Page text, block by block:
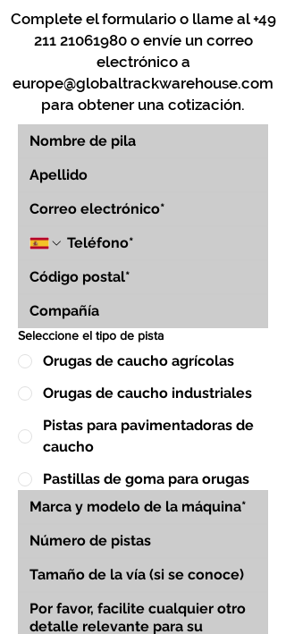
Complete el formulario o llame al+49
211 21061980o envíe un correo
electrónico a
europe@globaltrackwarehouse.com
para obtener una cotización.
Seleccione el tipo de pista
Orugas de caucho agrícolas
Orugas de caucho industriales
Pistas para pavimentadoras de
caucho
Pastillas de goma para orugas